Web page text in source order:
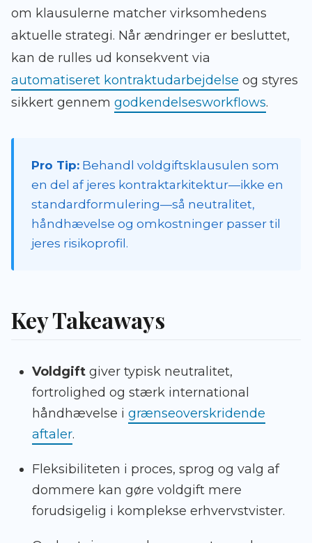
om klausulerne matcher virksomhedens
aktuelle strategi. Når ændringer er besluttet,
kan de rulles ud konsekvent via
automatiseret kontraktudarbejdelse og styres
sikkert gennem godkendelsesworkflows.
Pro Tip: Behandl voldgiftsklausulen som
en del af jeres kontraktarkitektur—ikke en
standardformulering—så neutralitet,
håndhævelse og omkostninger passer til
jeres risikoprofil.
Key Takeaways
Voldgift giver typisk neutralitet,
fortrolighed og stærk international
håndhævelse i grænseoverskridende
aftaler.
Fleksibiliteten i proces, sprog og valg af
dommere kan gøre voldgift mere
forudsigelig i komplekse erhvervstvister.